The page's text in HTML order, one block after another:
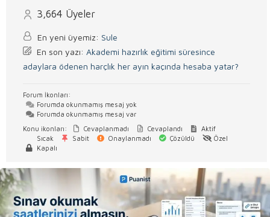
3,664 Üyeler
En yeni üyemiz: Sule
En son yazı: Akademi hazırlık eğitimi süresince
adaylara ödenen harçlık her ayın kaçında hesaba yatar?
Forum İkonları:
Forumda okunmamış mesaj yok
Forumda okunmamış mesaj var
Konu ikonları:
Cevaplanmadı Cevaplandı
Aktif
Sıcak
Sabit Onaylanmadı Çözüldü
Özel
Kapalı